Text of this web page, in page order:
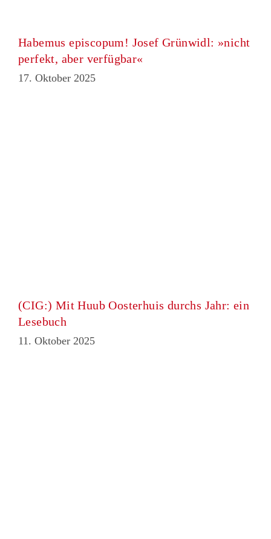
Habemus episcopum! Josef Grünwidl: »nicht
perfekt, aber verfügbar«
17. Oktober 2025
(CIG:) Mit Huub Oosterhuis durchs Jahr: ein
Lesebuch
11. Oktober 2025